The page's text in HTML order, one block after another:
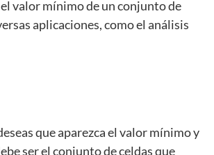
valor mínimo de un conjunto de
aplicaciones, como el análisis
que aparezca el valor mínimo y
ser el conjunto de celdas que